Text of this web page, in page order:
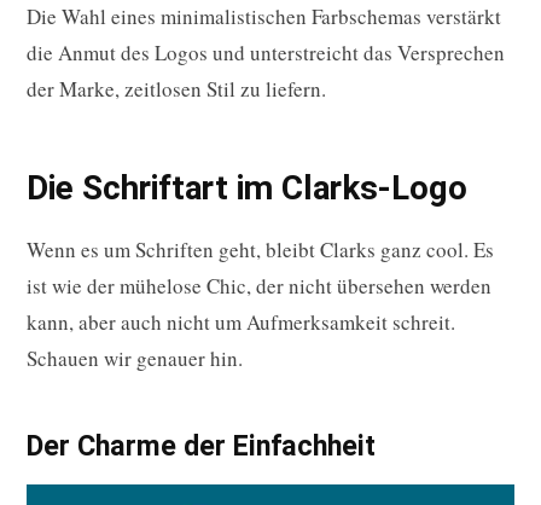
Die Wahl eines minimalistischen Farbschemas verstärkt
die Anmut des Logos und unterstreicht das Versprechen
der Marke, zeitlosen Stil zu liefern.
Die Schriftart im Clarks-Logo
Wenn es um Schriften geht, bleibt Clarks ganz cool. Es
ist wie der mühelose Chic, der nicht übersehen werden
kann, aber auch nicht um Aufmerksamkeit schreit.
Schauen wir genauer hin.
Der Charme der Einfachheit